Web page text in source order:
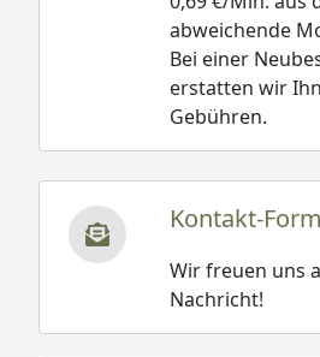
abweichende
Bei einer
erstatten wir
Gebühren.
Kontakt-
Wir freuen uns
Nachricht!